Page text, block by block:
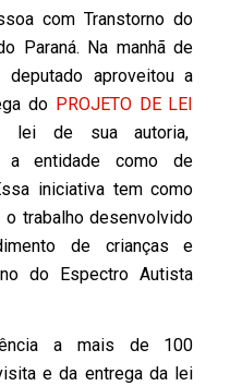
com Transtorno do
Paraná. Na manhã de
aproveitou a
do PROJETO DE LEI
lei de sua autoria,
a entidade como de
iniciativa tem como
trabalho desenvolvido
de crianças e
do Espectro Autista
a mais de 100
e da entrega da lei